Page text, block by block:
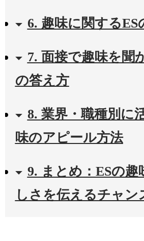
6. 趣味に関するES
7. 面接で趣味を聞
の答え方
8. 業界・職種別に
味のアピール方法
9. まとめ：ESの趣
しさを伝えるチャン